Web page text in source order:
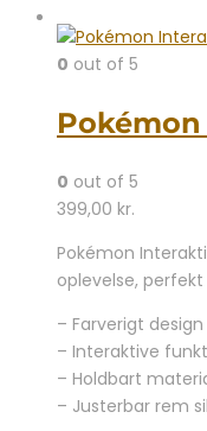
0 out of 5
0 out of 5
399,00 kr.
Pokémon
oplevelse,
– Farverigt
– Interaktive
– Holdbart
– Justerbar rem